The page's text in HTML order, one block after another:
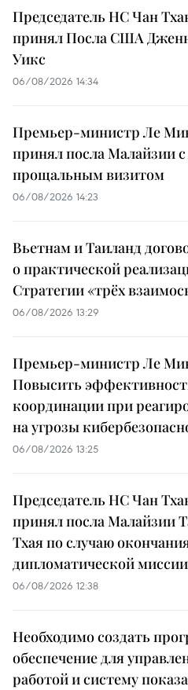
Председатель НС Чан
принял Посла США
Уикс
06/08/2026 14:34
Премьер-министр Ле
принял посла Малайзии с
прощальным визитом
06/08/2026 14:23
Вьетнам и Таиланд
о практической
Стратегии «трёх
06/08/2026 13:29
Премьер-министр Ле
Повысить
координации при
на угрозы
06/08/2026 13:25
Председатель НС Чан
принял посла Малайзии
Тхая по случаю
дипломатической миссии
06/08/2026 12:38
Необходимо создать
обеспечение для
работой и систему